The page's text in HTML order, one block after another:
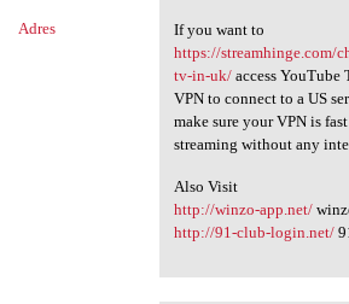
Adres
If you want to
https://streamhinge.com/
tv-in-uk/access YouTube
VPN to connect to a US
make sure your VPN is
streaming without any
Also Visit
http://winzo-app.net/
http://91-club-login.net/